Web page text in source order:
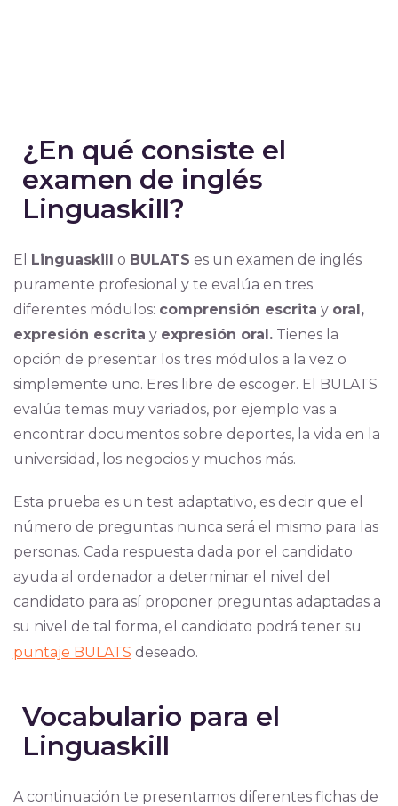
¿En qué consiste el
examen de inglés
Linguaskill?
El Linguaskill o BULATS es un examen de inglés
puramente profesional y te evalúa en tres
diferentes módulos: comprensión escrita y oral,
expresión escrita y expresión oral.Tienes la
opción de presentar los tres módulos a la vez o
simplemente uno. Eres libre de escoger. El BULATS
evalúa temas muy variados, por ejemplo vas a
encontrar documentos sobre deportes, la vida en la
universidad, los negocios y muchos más.
Esta prueba es un test adaptativo, es decir que el
número de preguntas nunca será el mismo para las
personas. Cada respuesta dada por el candidato
ayuda al ordenador a determinar el nivel del
candidato para así proponer preguntas adaptadas a
su nivel de tal forma, el candidato podrá tener su
puntaje BULATS deseado.
Vocabulario para el
Linguaskill
A continuación te presentamos diferentes fichas de